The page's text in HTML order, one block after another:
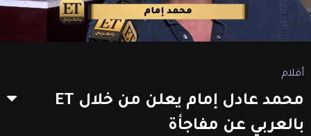
أفلام
محمد عادل إمام يعلن من خلال ET
بالعربي عن مفاجأة